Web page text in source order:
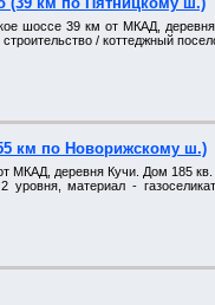
шоссе 39 км от МКАД,
/ коттеджный
км по Новорижскому ш.)
МКАД, деревня Кучи. Дом 185
материал -